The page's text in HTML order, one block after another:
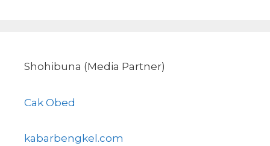
Shohibuna (Media Partner)
Cak Obed
kabarbengkel.com